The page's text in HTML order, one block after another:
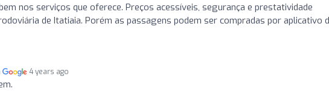
nos serviços que oferece. Preços acessíveis, segurança e prestatividade
de Itatiaia. Porém as passagens podem ser compradas por aplicativo
4 years ago